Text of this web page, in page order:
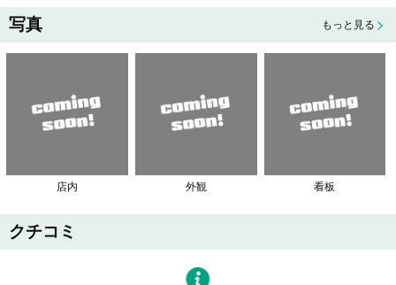
写真 もっと見る
店内 外観 看板
クチコミ